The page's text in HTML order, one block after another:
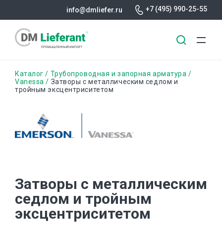
основному
info@dmliefer.ru +7 (495) 990-25-55
Строка
навигации
Каталог
Трубопроводная и запорная арматура
Vanessa
Затворы с металлическим седлом и
тройным эксцентриситетом
Затворы с металлическим
седлом и тройным
эксцентриситетом